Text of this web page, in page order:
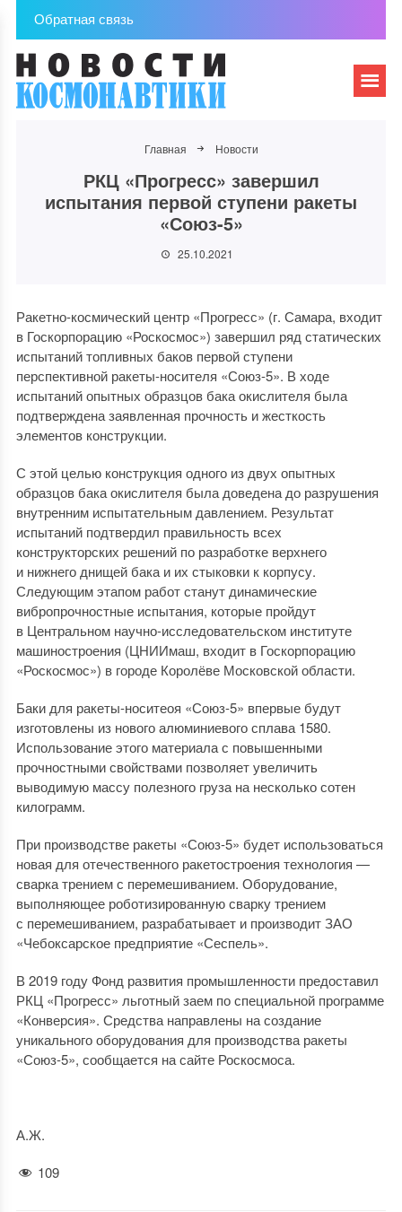
Обратная связь
Главная Новости
РКЦ «Прогресс» завершил
испытания первой ступени ракеты
«Союз-5»
25.10.2021
Ракетно-космический центр «Прогресс» (г. Самара, входит
в Госкорпорацию «Роскосмос») завершил ряд статических
испытаний топливных баков первой ступени
перспективной ракеты-носителя «Союз-5». В ходе
испытаний опытных образцов бака окислителя была
подтверждена заявленная прочность и жесткость
элементов конструкции.
С этой целью конструкция одного из двух опытных
образцов бака окислителя была доведена до разрушения
внутренним испытательным давлением. Результат
испытаний подтвердил правильность всех
конструкторских решений по разработке верхнего
и нижнего днищей бака и их стыковки к корпусу.
Следующим этапом работ станут динамические
вибропрочностные испытания, которые пройдут
в Центральном научно-исследовательском институте
машиностроения (ЦНИИмаш, входит в Госкорпорацию
«Роскосмос») в городе Королёве Московской области.
Баки для ракеты-носитеоя «Союз-5» впервые будут
изготовлены из нового алюминиевого сплава 1580.
Использование этого материала с повышенными
прочностными свойствами позволяет увеличить
выводимую массу полезного груза на несколько сотен
килограмм.
При производстве ракеты «Союз-5» будет использоваться
новая для отечественного ракетостроения технология —
сварка трением с перемешиванием. Оборудование,
выполняющее роботизированную сварку трением
с перемешиванием, разрабатывает и производит ЗАО
«Чебоксарское предприятие «Сеспель».
В 2019 году Фонд развития промышленности предоставил
РКЦ «Прогресс» льготный заем по специальной программе
«Конверсия». Средства направлены на создание
уникального оборудования для производства ракеты
«Союз-5», сообщается на сайте Роскосмоса.
А.Ж.
109